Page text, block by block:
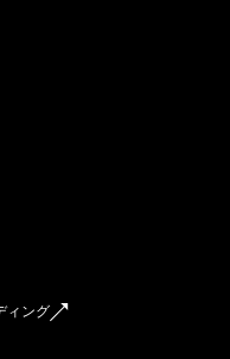
ィング